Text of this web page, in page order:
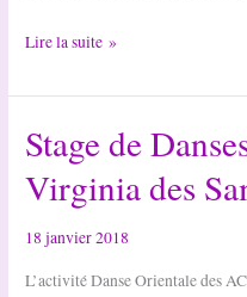
Vœux
maire
et
trophées
oésiens
Lire la suite »
Stage de
Virginia des
18 janvier 2018
L’activité Danse Orientale des